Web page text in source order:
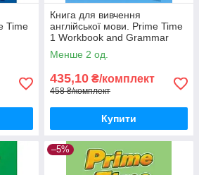
Time
Книга для вивчення
англійської мови. Prime Time
1 Workbook and Grammar
Book
Менше 2 од.
435,10 ₴/комплект
458 ₴/комплект
Купити
–5%